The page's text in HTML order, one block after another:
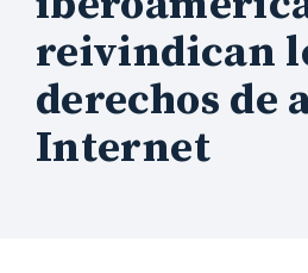
reivindican
derechos de
Internet